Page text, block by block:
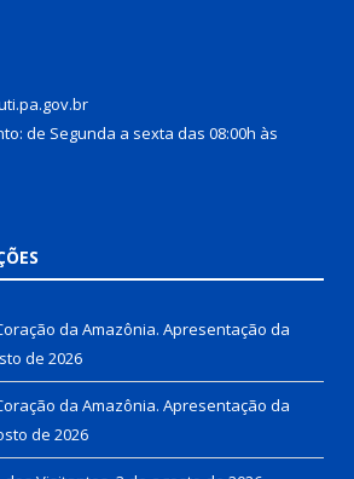
de Segunda a sexta das 08:00h às
Coração da Amazônia. Apresentação da
de 2026
Coração da Amazônia. Apresentação da
de 2026